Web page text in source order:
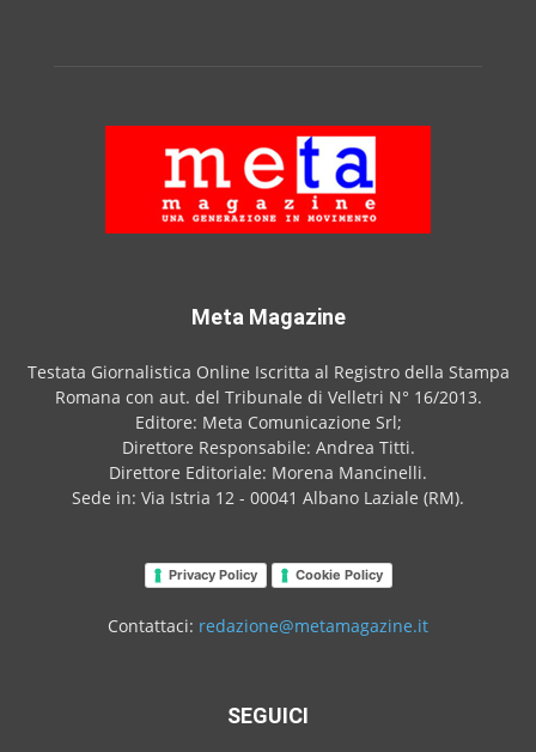
Meta Magazine
Testata Giornalistica Online Iscritta al Registro della Stampa
Romana con aut. del Tribunale di Velletri N° 16/2013.
Editore: Meta Comunicazione Srl;
Direttore Responsabile: Andrea Titti.
Direttore Editoriale: Morena Mancinelli.
Sede in: Via Istria 12 - 00041 Albano Laziale (RM).
Privacy Policy Cookie Policy
Contattaci: redazione@metamagazine.it
SEGUICI